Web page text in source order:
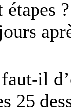
étapes ?
il
25